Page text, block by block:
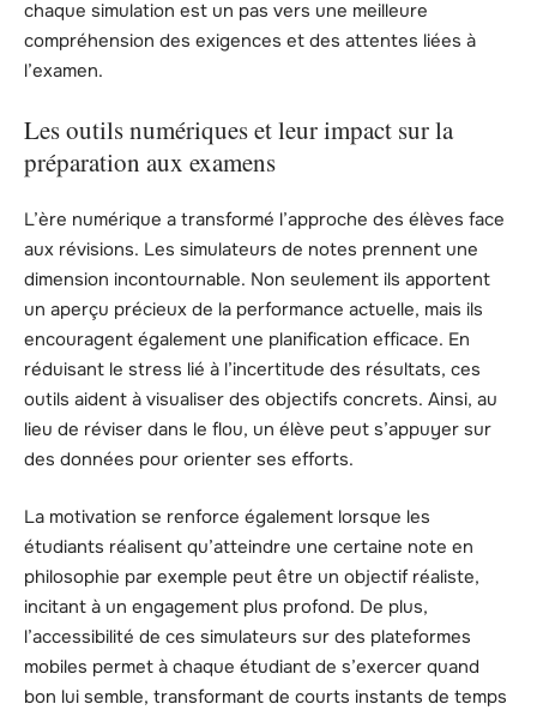
chaque simulation est un pas vers une meilleure
compréhension des exigences et des attentes liées à
l’examen.
Les outils numériques et leur impact sur la
préparation aux examens
L’ère numérique a transformé l’approche des élèves face
aux révisions. Les simulateurs de notes prennent une
dimension incontournable. Non seulement ils apportent
un aperçu précieux de la performance actuelle, mais ils
encouragent également une planification efficace. En
réduisant le stress lié à l’incertitude des résultats, ces
outils aident à visualiser des objectifs concrets. Ainsi, au
lieu de réviser dans le flou, un élève peut s’appuyer sur
des données pour orienter ses efforts.
La motivation se renforce également lorsque les
étudiants réalisent qu’atteindre une certaine note en
philosophie par exemple peut être un objectif réaliste,
incitant à un engagement plus profond. De plus,
l’accessibilité de ces simulateurs sur des plateformes
mobiles permet à chaque étudiant de s’exercer quand
bon lui semble, transformant de courts instants de temps